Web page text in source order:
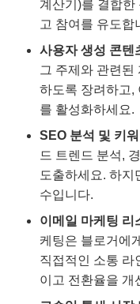
이메일 마케팅 리
직접적인 소통 라
이고 전환율을 개
고수익 틈새 시장
를 중심으로 콘텐
니다.
AI가 생성한 글
진정성을 담아 독
느끼게 하는 것
뿐, 블로거의 고